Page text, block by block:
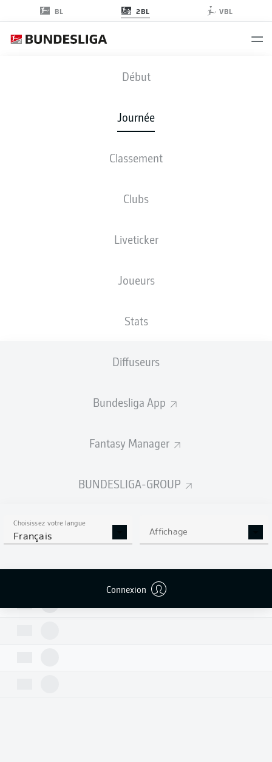
BL 2BL VBL
Début
Journée
Classement
Clubs
Liveticker
Joueurs
Stats
Diffuseurs
Bundesliga App
Fantasy Manager
BUNDESLIGA-GROUP
Choisissez votre langue
Français Affichage
Connexion
OSN - HSV
2 1
COMPOSITIONS STATISTIQUES